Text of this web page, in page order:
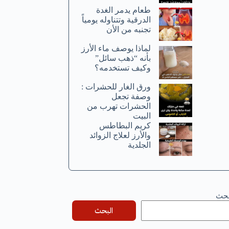
طعام يدمر الغدة
الدرقية وتتناوله يومياً
تجنبه من الأن
لماذا يوصف ماء الأرز
بأنه “ذهب سائل”
وكيف تستخدمه؟
ورق الغار للحشرات :
وصفة تجعل
الحشرات تهرب من
البيت
كريم البطاطس
والأرز لعلاج الزوائد
الجلدية
البحث